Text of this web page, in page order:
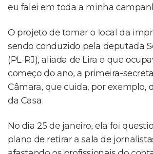
eu falei em toda a minha
O projeto de tomar o local da
sendo conduzido pela deputada
(PL-RJ), aliada de Lira e que
começo do ano, a primeira-
Câmara, que cuida, por exemplo,
da Casa.
No dia 25 de janeiro, ela foi
plano de retirar a sala de